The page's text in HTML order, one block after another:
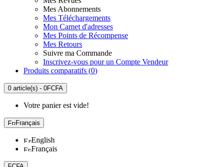
Mes Abonnements
Mes Téléchargements
Mon Carnet d'adresses
Mes Points de Récompense
Mes Retours
Suivre ma Commande
Inscrivez-vous pour un Compte Vendeur
Produits comparatifs (0)
0 article(s) - 0FCFA
Votre panier est vide!
Français
English
Français